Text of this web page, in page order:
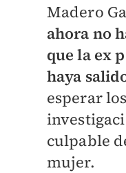
Madero
ahora no
que la ex
haya
esperar
culpable
mujer.